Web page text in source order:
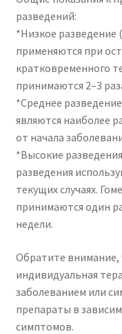
разведений:
*Низкое разведение
применяются при
кратковременного
принимаются 2–3
*Среднее
являются наиболее
от начала
*Высокие
разведения
текущих случаях.
принимаются один
недели.
Обратите внимание,
индивидуальная
заболеванием или
препараты в
симптомов.